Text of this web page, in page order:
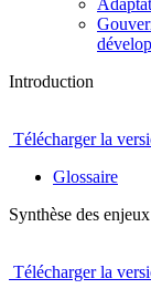
Introduction
Télécharger la
Glossaire
Synthèse des enjeux
Télécharger la